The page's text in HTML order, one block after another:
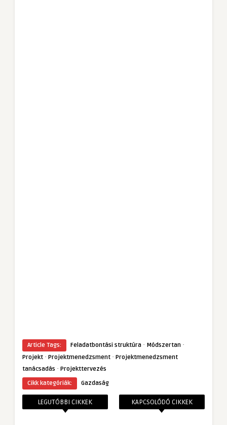
Article Tags: Feladatbontási struktúra · Módszertan ·
Projekt · Projektmenedzsment · Projektmenedzsment
tanácsadás · Projekttervezés
Cikk kategóriák:
Gazdaság
LEGUTÓBBI CIKKEK KAPCSOLÓDÓ CIKKEK